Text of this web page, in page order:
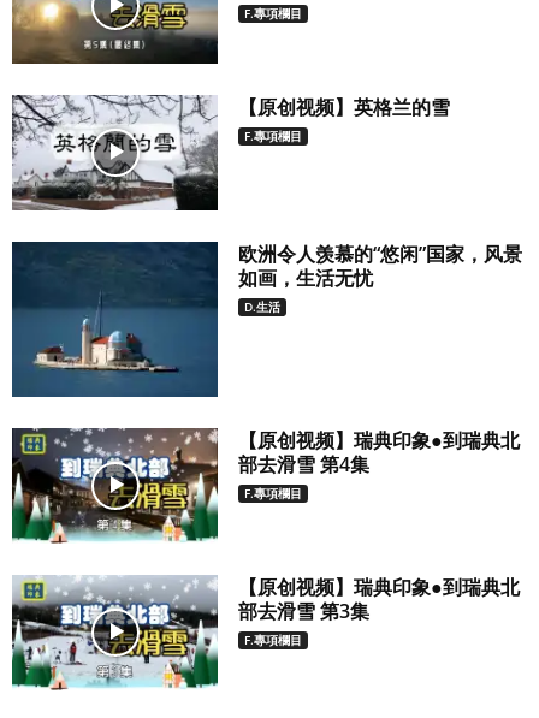
F.專項欄目
【原创视频】英格兰的雪
F.專項欄目
欧洲令人羡慕的“悠闲”国家，风景
如画，生活无忧
D.生活
【原创视频】瑞典印象●到瑞典北
部去滑雪 第4集
F.專項欄目
【原创视频】瑞典印象●到瑞典北
部去滑雪 第3集
F.專項欄目